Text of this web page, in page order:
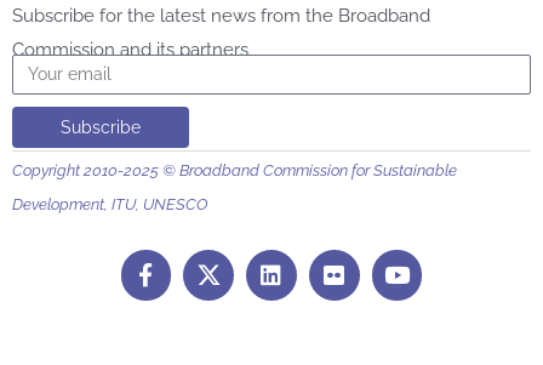
Subscribe for the latest news from the Broadband
Commission and its partners
Email
Subscribe
Copyright 2010-2025 © Broadband Commission for Sustainable
Development, ITU, UNESCO
F
a
c
L
i
n
F
l
i
Y
o
u